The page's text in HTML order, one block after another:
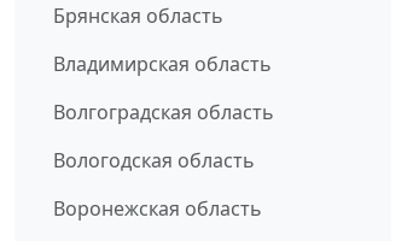
Брянская область
Владимирская область
Волгоградская область
Вологодская область
Воронежская область